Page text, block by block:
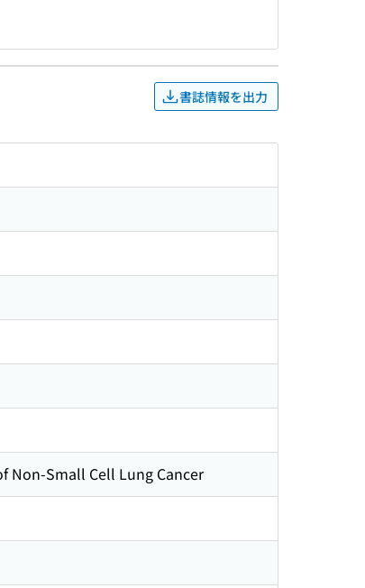
書誌情報を出力
Non-Small Cell Lung Cancer